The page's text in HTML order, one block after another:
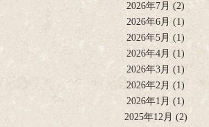
2026年7月 (2)
2026年6月 (1)
2026年5月 (1)
2026年4月 (1)
2026年3月 (1)
2026年2月 (1)
2026年1月 (1)
2025年12月 (2)